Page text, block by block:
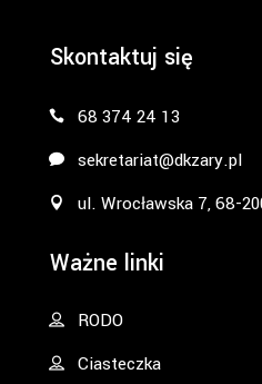
Skontaktuj się
68 374 24 13
sekretariat@dkzary.pl
ul. Wrocławska 7, 68-
Ważne linki
RODO
Ciasteczka